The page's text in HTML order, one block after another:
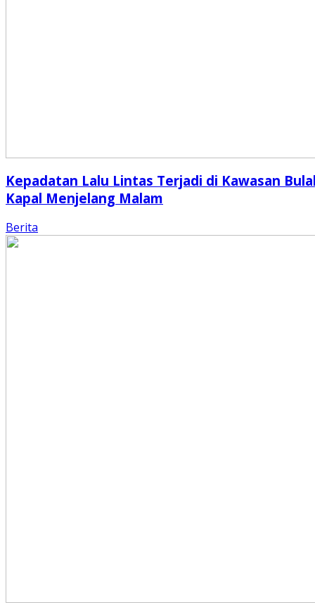
Kepadatan Lalu Lintas Terjadi di Kawasan
Kapal Menjelang Malam
Berita